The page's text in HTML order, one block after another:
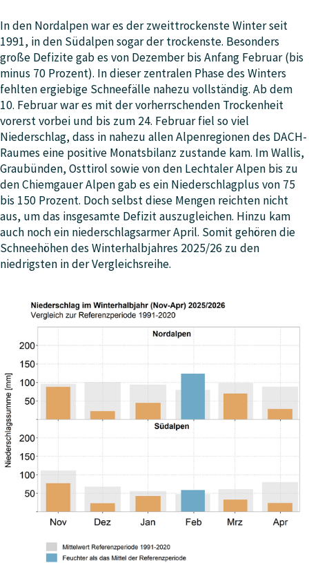
In den Nordalpen war es der zweittrockenste Winter seit
1991, in den Südalpen sogar der trockenste. Besonders
große Defizite gab es von Dezember bis Anfang Februar (bis
minus 70 Prozent). In dieser zentralen Phase des Winters
fehlten ergiebige Schneefälle nahezu vollständig. Ab dem
10. Februar war es mit der vorherrschenden Trockenheit
vorerst vorbei und bis zum 24. Februar fiel so viel
Niederschlag, dass in nahezu allen Alpenregionen des DACH-
Raumes eine positive Monatsbilanz zustande kam. Im Wallis,
Graubünden, Osttirol sowie von den Lechtaler Alpen bis zu
den Chiemgauer Alpen gab es ein Niederschlagplus von 75
bis 150 Prozent. Doch selbst diese Mengen reichten nicht
aus, um das insgesamte Defizit auszugleichen. Hinzu kam
auch noch ein niederschlagsarmer April. Somit gehören die
Schneehöhen des Winterhalbjahres 2025/26 zu den
niedrigsten in der Vergleichsreihe.